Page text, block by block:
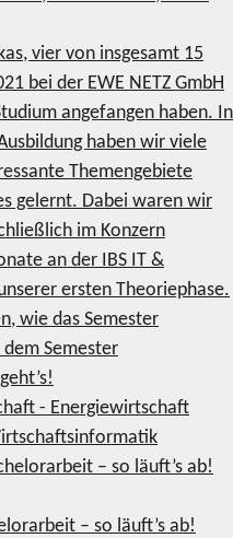
vier von insgesamt 15
bei der EWE NETZ GmbH
angefangen haben. In
haben wir viele
Themengebiete
gelernt. Dabei waren wir
im Konzern
an der IBS IT &
ersten Theoriephase.
wie das Semester
Semester
- Energiewirtschaft
– so läuft’s ab!